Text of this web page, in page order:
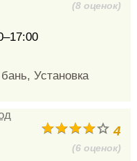
(8 оценок)
Установка
4
(6 оценок)